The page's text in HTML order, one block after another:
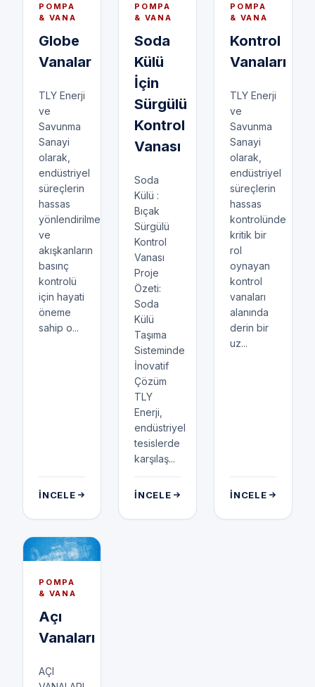
POMPA
& VANA
Globe
Vanalar
TLY Enerji
ve
Savunma
Sanayi
olarak,
endüstriyel
süreçlerin
hassas
yönlendirilmesi
ve
akışkanların
basınç
kontrolü
için hayati
öneme
sahip o...
İNCELE
POMPA
& VANA
Soda
Külü
İçin
Sürgülü
Kontrol
Vanası
Soda
Külü :
Bıçak
Sürgülü
Kontrol
Vanası
Proje
Özeti:
Soda
Külü
Taşıma
Sisteminde
İnovatif
Çözüm
TLY
Enerji,
endüstriyel
tesislerde
karşılaş...
İNCELE
POMPA
& VANA
Kontrol
Vanaları
TLY Enerji
ve
Savunma
Sanayi
olarak,
endüstriyel
süreçlerin
hassas
kontrolünde
kritik bir
rol
oynayan
kontrol
vanaları
alanında
derin bir
uz...
İNCELE
POMPA
& VANA
Açı
Vanaları
AÇI